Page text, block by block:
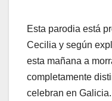
Esta parodia está
Cecilia y según
esta mañana a
completamente
celebran en